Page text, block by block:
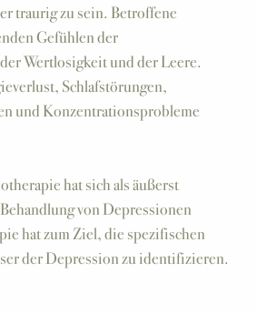
traurig zu sein. Betroffene
Gefühlen der
Wertlosigkeit und der Leere.
Schlafstörungen,
und Konzentrationsprobleme
hat sich als äußerst
von Depressionen
hat zum Ziel, die spezifischen
der Depression zu identifizieren.